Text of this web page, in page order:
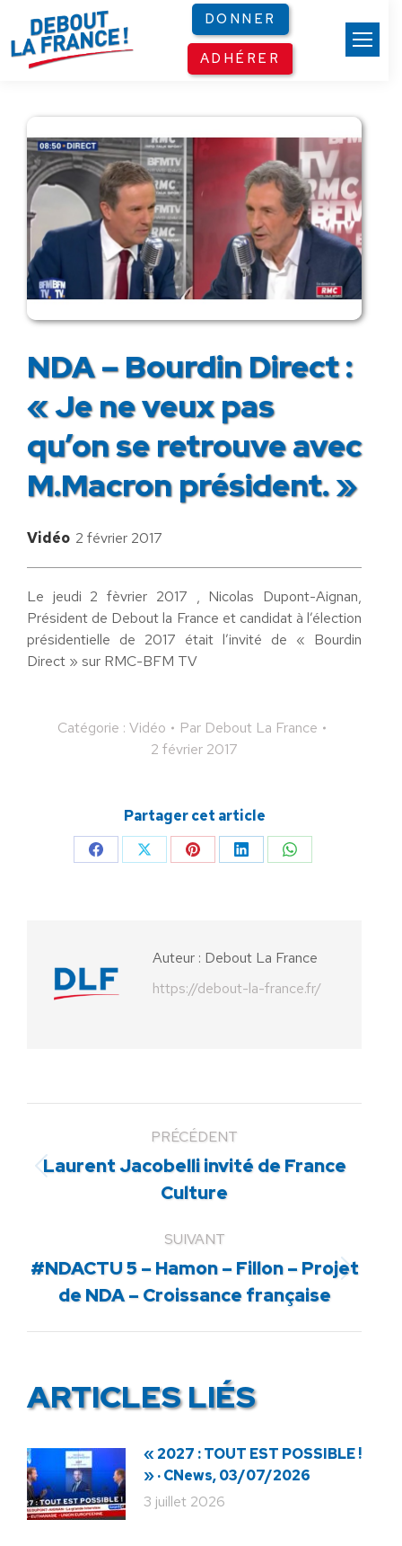
DONNER
ADHÉRER
NDA – Bourdin Direct :
« Je ne veux pas
qu’on se retrouve avec
M.Macron président. »
Vidéo 2 février 2017
Le jeudi 2 fèvrier 2017 , Nicolas Dupont-Aignan,
Président de Debout la France et candidat à l’élection
présidentielle de 2017 était l’invité de « Bourdin
Direct » sur RMC-BFM TV
Catégorie : Vidéo Par Debout La France
2 février 2017
Partager cet article
PartagerPartagerPartagerPartagerPartager
Auteur : Debout La France
https://debout-la-france.fr/
PRÉCÉDENT
Article
précédent
Laurent Jacobelli invité de France
Culture
SUIVANT
Article
suivant
#NDACTU 5 – Hamon – Fillon – Projet
de NDA – Croissance française
ARTICLES LIÉS
« 2027 : TOUT EST POSSIBLE !
» · CNews, 03/07/2026
3 juillet 2026
Panneau de gestion des cookies